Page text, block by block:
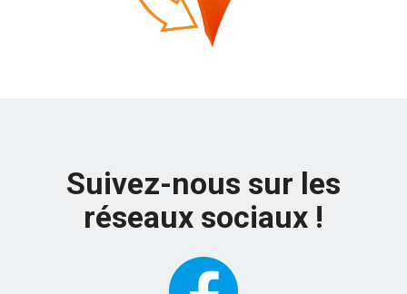
Suivez-nous sur les
réseaux sociaux !